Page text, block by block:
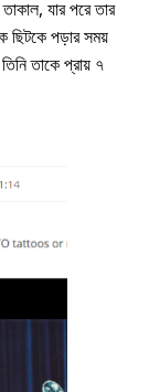
যার পরে তার
ছিটকে পড়ার সময়
তাকে প্রায় ৭